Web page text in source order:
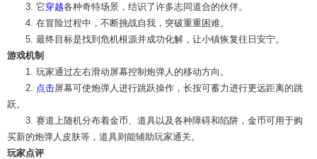
3. 它穿越各种奇特场景，结识了许多志同道合的伙伴。
4. 在冒险过程中，不断挑战自我，突破重重困难。
5. 最终目标是找到危机根源并成功化解，让小镇恢复往日安宁。
游戏机制
1. 玩家通过左右滑动屏幕控制炮弹人的移动方向。
2.
点击屏幕可使炮弹人进行跳跃操作，长按可蓄力进行更远距离的跳
跃。
3. 赛道上随机分布着金币、道具以及各种障碍和陷阱，金币可用于购
买新的炮弹人皮肤等，道具则能辅助玩家通关。
玩家点评